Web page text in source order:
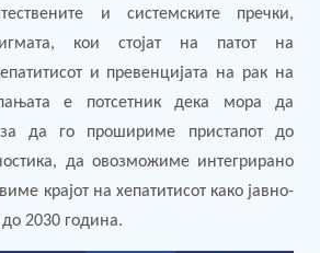
и системските пречки,
кои стојат на патот на
и превенцијата на рак на
е потсетник дека мора да
да го прошириме пристапот до
да овозможиме интегрирано
крајот на хепатитисот како јавно-
2030 година.